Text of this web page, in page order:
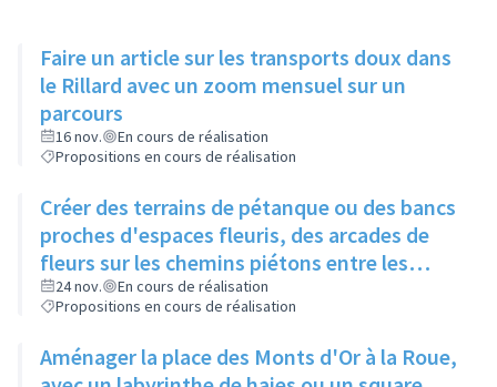
Faire un article sur les transports doux dans
le Rillard avec un zoom mensuel sur un
parcours
16 nov.
En cours de réalisation
Propositions en cours de réalisation
Créer des terrains de pétanque ou des bancs
proches d'espaces fleuris, des arcades de
fleurs sur les chemins piétons entre les
immeubles
24 nov.
En cours de réalisation
Propositions en cours de réalisation
Aménager la place des Monts d'Or à la Roue,